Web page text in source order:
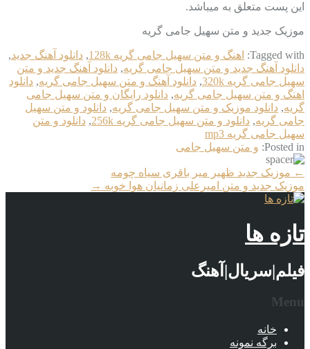
این پست متعلق به میباشد.
موزیک جدید و متن سهیل جامی گریه
Tagged with: اهنگ و متن سهیل جامی گریه 128k , دانلود آهنگ جدید,
دانلود آهنگ جدید و متن سهیل جامی گریه, دانلود آهنگ جدید و متن
سهیل جامی گریه 320k
, دانلود آهنگ و متن سهیل جامی گریه, دانلود
اهنگ و متن سهیل جامی گریه, دانلود رایگان و متن سهیل جامی
گریه, دانلود موزیک و متن سهیل جامی گریه, دانلود و متن سهیل
جامی گریه, دانلود و متن سهیل جامی گریه 256k , دانلود و متن
سهیل جامی گریه mp3
Posted in: و متن سهیل جامی
More
Articles
← موزیک جدید ظهیر میر باقری سیاه چومه
موزیک جدید و متن امیرعلی زمانیان هوا خوبه →
تازه ها
فیلم|سریال|آهنگ
Menu
خانه
برگه نمونه